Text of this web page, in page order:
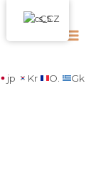
jp Kr O. Gk
CS